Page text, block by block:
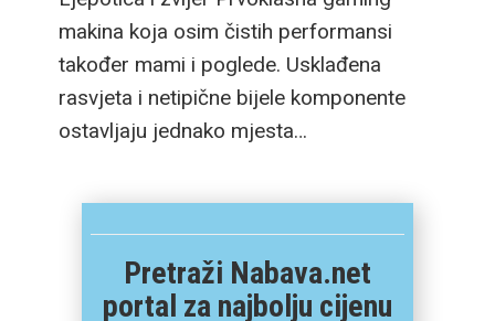
makina koja osim čistih performansi
također mami i poglede. Usklađena
rasvjeta i netipične bijele komponente
ostavljaju jednako mjesta…
Pretraži Nabava.net
portal za najbolju cijenu